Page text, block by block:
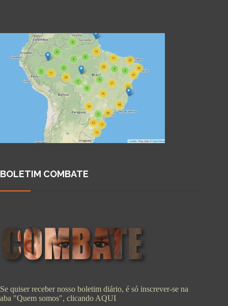
BOLETIM COMBATE
Se quiser receber nosso boletim diário, é só inscrever-se na
aba "Quem somos", clicando AQUI